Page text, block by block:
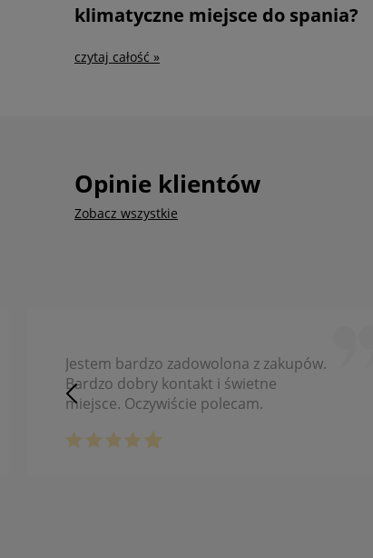
klimatyczne miejsce do spania?
czytaj całość »
Opinie klientów
Zobacz wszystkie
Jestem bardzo zadowolona z zakupów.
Bardzo dobry kontakt i świetne
miejsce. Oczywiście polecam.